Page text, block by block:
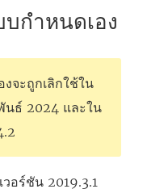
กำหนดเอง
จะถูกเลิกใช้ใน
นธ์ 2024 และใน
วอร์ชัน 2019.3.1